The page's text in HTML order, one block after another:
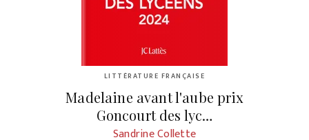
LITTÉRATURE FRANÇAISE
Madelaine avant l'aube prix
Goncourt des lyc…
Sandrine Collette